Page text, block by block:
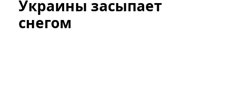
Украины засыпает
снегом